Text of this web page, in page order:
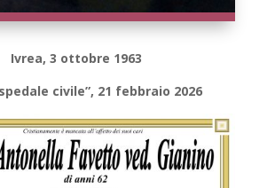
Ivrea, 3 ottobre 1963
civile”, 21 febbraio 2026